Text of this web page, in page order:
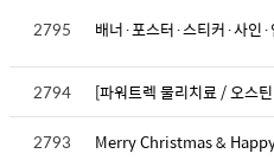
2795 배너·포스터·스티커·사
2794
2793
Merry Christmas &